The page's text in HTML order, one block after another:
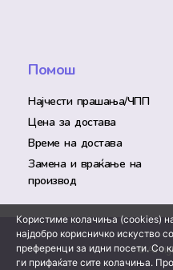
Помош
Најчести прашања/ЧПП
Цена за достава
Време на достава
Замена и враќање на
производ
© All
Користиме колачиња (cookies)
најдобро корисничко искуство
преференци за идни посети. Со
ги прифаќате сите колачиња.